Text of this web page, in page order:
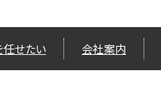
せたい 会社案内